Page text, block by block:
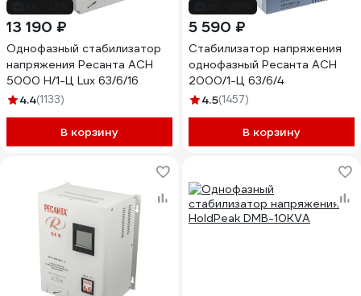
13 190 ₽
Однофазный стабилизатор
напряжения Ресанта АСН
5000 Н/1-Ц Lux 63/6/16
4.4(1133)
В корзину
5 590 ₽
Стабилизатор напряжения
однофазный Ресанта АСН
2000/1-Ц 63/6/4
4.5(1457)
В корзину